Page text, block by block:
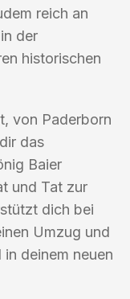
reich an
der
historischen
von Paderborn
das
Baier
und Tat zur
dich bei
Umzug und
deinem neuen